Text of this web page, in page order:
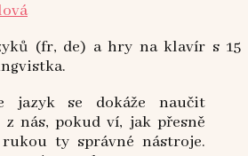
(fr, de) a hry na klavír s 15
jazyk se dokáže naučit
z nás, pokud ví, jak přesně
ty správné nástroje.